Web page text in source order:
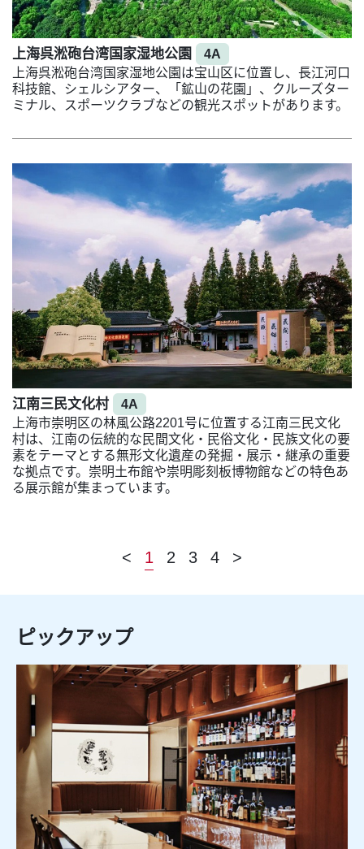
上海呉淞砲台湾国家湿地公園
4A
上海呉淞砲台湾国家湿地公園は宝山区に位置し、長江河口
科技館、シェルシアター、「鉱山の花園」、クルーズター
ミナル、スポーツクラブなどの観光スポットがあります。
江南三民文化村
4A
上海市崇明区の林風公路2201号に位置する江南三民文化
村は、江南の伝統的な民間文化・民俗文化・民族文化の要
素をテーマとする無形文化遺産の発掘・展示・継承の重要
な拠点です。崇明土布館や崇明彫刻板博物館などの特色あ
る展示館が集まっています。
< 1 2 3 4 >
ピックアップ